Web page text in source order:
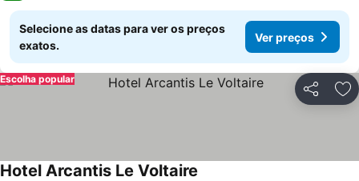
Selecione as datas para ver os preços
exatos.
Ver preços
Partilhar
Escolha popular
Hotel Arcantis Le Voltaire